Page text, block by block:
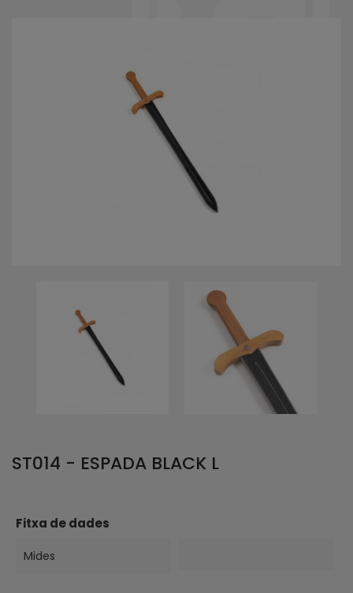
ST014 - ESPADA BLACK L
Fitxa de dades
Mides